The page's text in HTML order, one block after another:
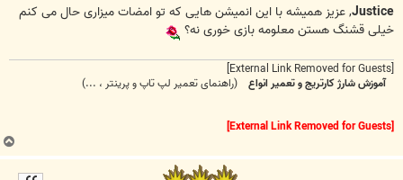
ت
Justice, عزیز همیشه با این انمیشن هایی که تو امضات میزاری حال می کنم
خیلی قشنگ هستن معلومه بازی خوری نه؟
آموزش شارژ کارتریج و تعمیر انواع
(راهنمای تعمیر لپ تاپ و پرینتر ، ...)
ب
ا